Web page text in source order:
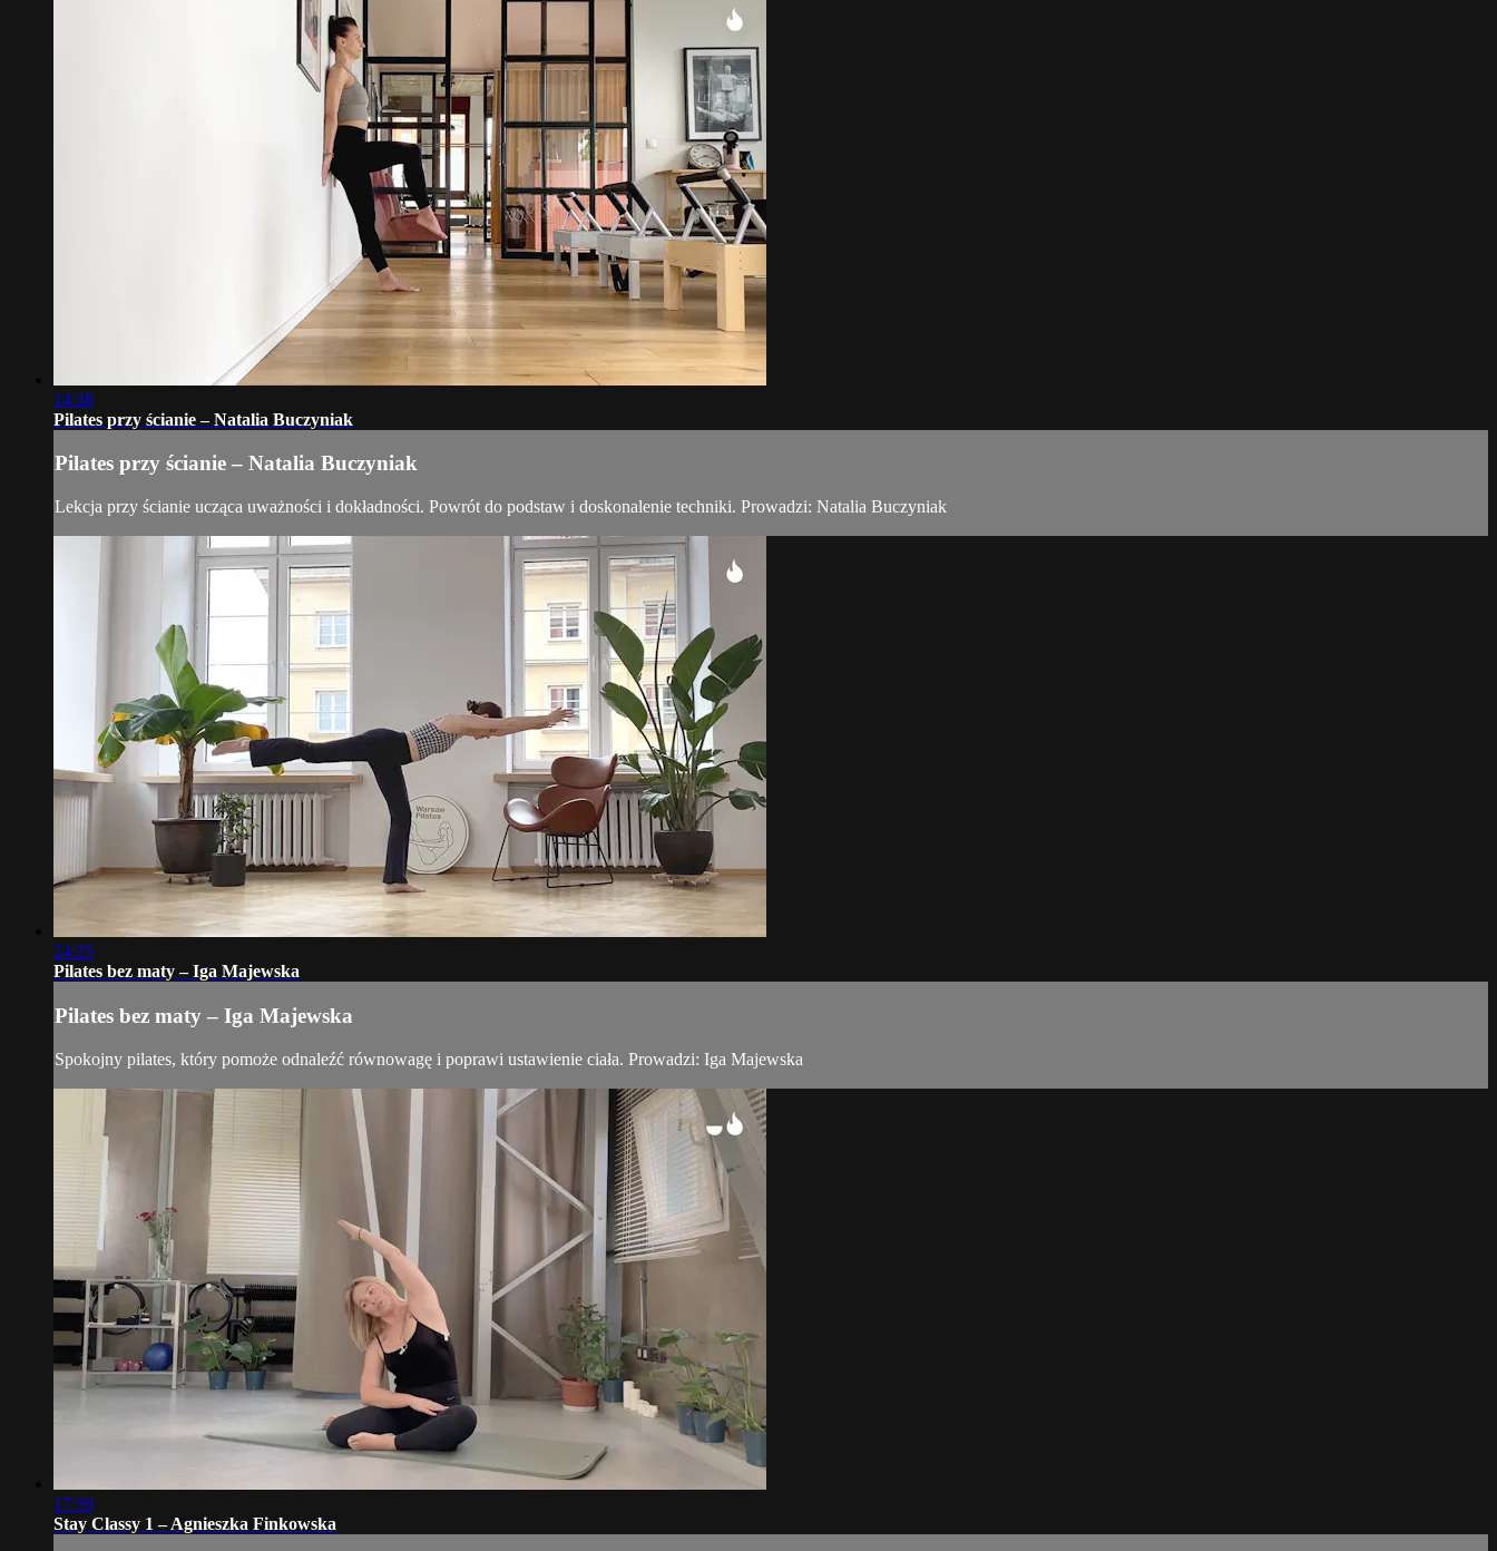
14:38
Pilates przy ścianie – Natalia Buczyniak
Pilates przy ścianie – Natalia Buczyniak
Lekcja przy ścianie ucząca uważności i dokładności. Powrót do podstaw i doskonalenie techniki. Prowadzi: Natalia Buczyniak
24:25
Pilates bez maty – Iga Majewska
Pilates bez maty – Iga Majewska
Spokojny pilates, który pomoże odnaleźć równowagę i poprawi ustawienie ciała. Prowadzi: Iga Majewska
17:59
Stay Classy 1 – Agnieszka Finkowska